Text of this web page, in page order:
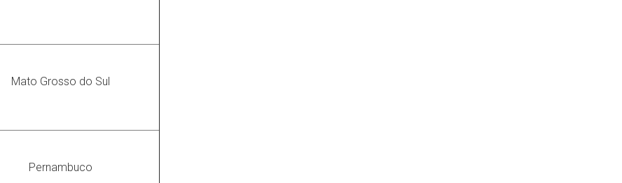
Mato Grosso do Sul
Pernambuco